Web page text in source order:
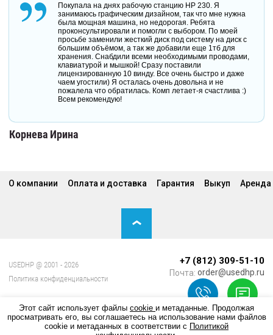
Этот сайт использует файлы cookie и метаданные. Продолжая
просматривать его, вы соглашаетесь на использование нами файлов
cookie и метаданных в соответствии с Политикой
Покупала на днях рабочую станцию HP 230. Я
занимаюсь графическим дизайном, так что мне нужна
была мощная машина, но недорогая. Ребята
проконсультировали и помогли с выбором. По моей
просьбе заменили жесткий диск под систему на диск с
большим объёмом, а так же добавили еще 1тб для
хранения. Снабдили всеми необходимыми проводами,
клавиатурой и мышкой! Сразу поставили
лицензированную 10 винду. Все очень быстро и даже
чаем угостили) Я осталась очень довольна и не
пожалела что обратилась. Комп летает-я счастлива :)
Всем рекомендую!
Корнева Ирина
О компании Оплата и доставка Гарантия Выкуп Аренда
USEDHP @ 2001 - 2026
Политика конфиденциальности
+7 (812) 309-51-10
order@usedhp.ru